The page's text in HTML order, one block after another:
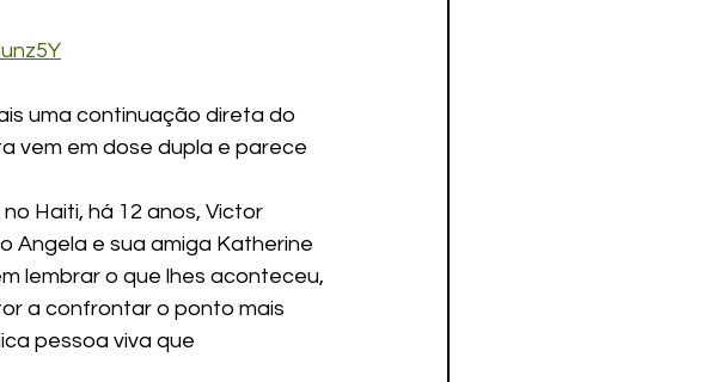
vem em dose dupla e parece
Haiti, há 12 anos, Victor
Angela e sua amiga Katherine
lembrar o que lhes aconteceu,
a confrontar o ponto mais
pessoa viva que